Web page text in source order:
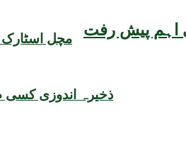
اہم پیش رفت مچل اسٹارک
ذخیرہ اندوزی کسی